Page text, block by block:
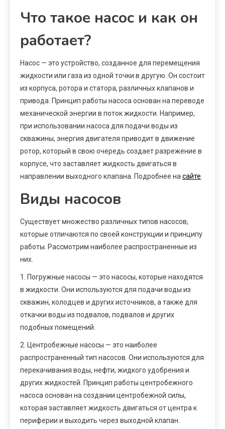
Что такое насос и как он
работает?
Насос — это устройство, созданное для перемещения
жидкости или газа из одной точки в другую. Он состоит
из корпуса, ротора и статора, различных клапанов и
привода. Принцип работы насоса основан на переводе
механической энергии в поток жидкости. Например,
при использовании насоса для подачи воды из
скважины, энергия двигателя приводит в движение
ротор, который в свою очередь создает разрежение в
корпусе, что заставляет жидкость двигаться в
направлении выходного клапана. Подробнее на сайте
Виды насосов
Существует множество различных типов насосов,
которые отличаются по своей конструкции и принципу
работы. Рассмотрим наиболее распространенные из
них.
1. Погружные насосы — это насосы, которые находятся
в жидкости. Они используются для подачи воды из
скважин, колодцев и других источников, а также для
откачки воды из подвалов, подвалов и других
подобных помещений.
2. Центробежные насосы — это наиболее
распространенный тип насосов. Они используются для
перекачивания воды, нефти, жидкого удобрения и
других жидкостей. Принцип работы центробежного
насоса основан на создании центробежной силы,
которая заставляет жидкость двигаться от центра к
периферии и выходить через выходной клапан.